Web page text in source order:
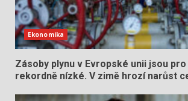
Ekonomika
Zásoby plynu v Evropské unii jsou
rekordně nízké. V zimě hrozí narůst